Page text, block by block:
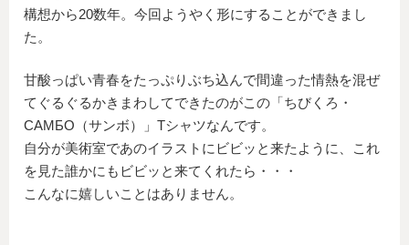
構想から20数年。今回ようやく形にすることができまし
た。
甘酸っぱい青春をたっぷりぶち込んで間違った情熱を混ぜ
てぐるぐるかきまわしてできたのがこの「ちびくろ・
САМБО（サンボ）」Tシャツなんです。
自分が美術室であのイラストにビビッと来たように、これ
を見た誰かにもビビッと来てくれたら・・・
こんなに嬉しいことはありません。